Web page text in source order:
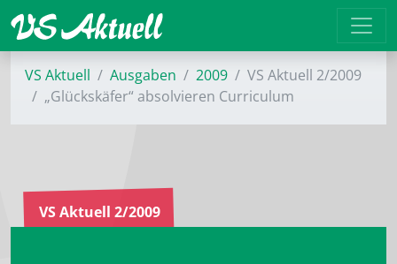
VS Aktuell Ausgaben 2009
VS Aktuell 2/2009
„Glückskäfer“ absolvieren Curriculum
VS Aktuell 2/2009